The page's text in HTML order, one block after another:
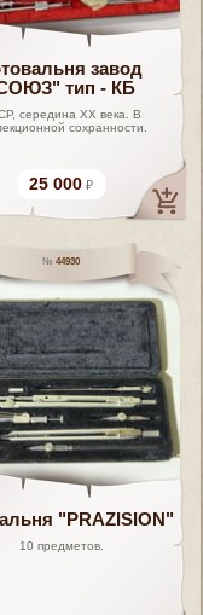
завод
тип - КБ
середина ХХ века. В
сохранности.
25 000
44930
"PRAZISION"
10 предметов.